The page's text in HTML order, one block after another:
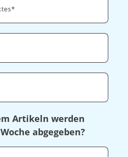
Artikeln werden
abgegeben?